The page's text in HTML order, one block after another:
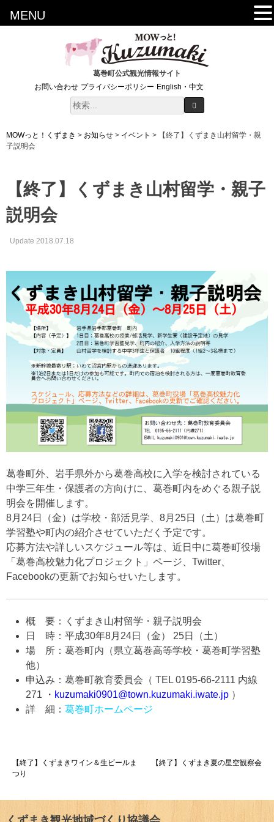
葛巻町公式観光情報サイト
お問い合わせ プライバシーポリシー English・中文
MOWっと！くずまき > お知らせ > イベント >
【終了】くずまき山村留学・親
子説明会
【終了】くずまき山村留学・親子
説明会
Update 2018.07.18
葛巻町外、岩手県外から葛巻高校に入学を検討されている
中学三年生・保護者の方向けに、葛巻町内をめぐる親子説
明会を開催します。
8月24日（金）は学校・部活見学、8月25日（土）は葛巻町
学習塾や町内の紹介させていただく予定です。
応募方法や詳しいスケジュール等は、近日中に葛巻町役場
「葛巻高校魅力化プロジェクト」ページ、Twitter、
Facebookの更新でお知らせいたします。
概 要：くずまき山村留学・親子説明会
日 時：平成30年8月24日（金） 25日（土）
場 所：葛巻町内（県立葛巻高等学校・葛巻町学習塾
他）
申込み：葛巻町教育委員会（ TEL 0195-66-2111 内線
271 ・ kuzumaki0901@town.kuzumaki.iwate.jp ）
詳 細： 葛巻町ホームページ
投
ナ
【終了】くずまきワイン＆生ビールま
つり
【終了】くずまき夏の星空観察会
MENU